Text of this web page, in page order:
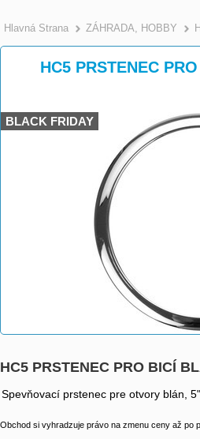
Hlavná Strana >
ZÁHRADA, HOBBY
HC5 PRSTENEC
BLACK FRIDAY
HC5 PRSTENEC PRO BICÍ
Spevňovací prstenec pre otvory blán,
Obchod si vyhradzuje právo na zmenu ceny až po